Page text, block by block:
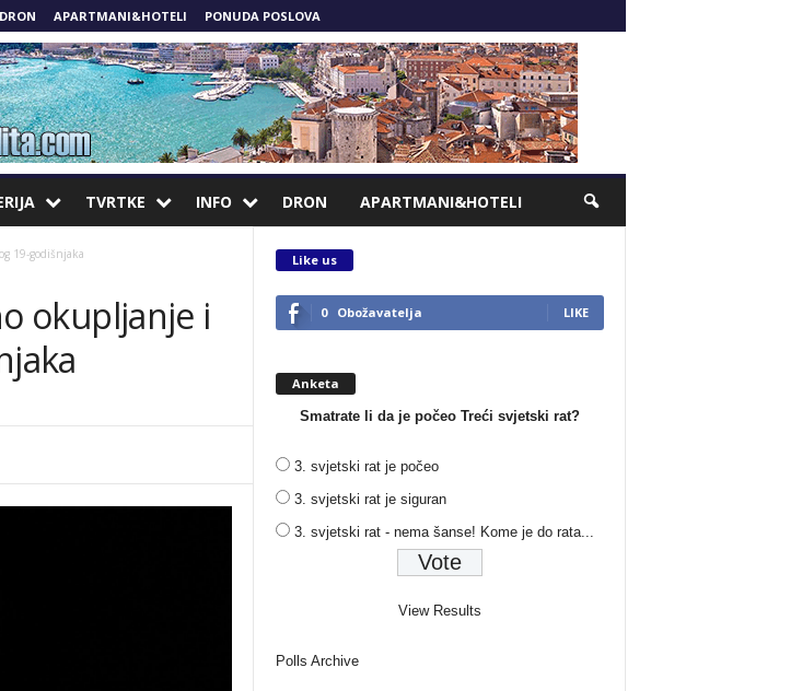
DRON APARTMANI&HOTELI PONUDA POSLOVA
TVRTKE INFO DRON APARTMANI&HOTELI
19-godišnjaka
okupljanje i
Like us
0 Obožavatelja LIKE
Anketa
Smatrate li da je počeo Treći svjetski rat?
3. svjetski rat je počeo
3. svjetski rat je siguran
3. svjetski rat - nema šanse! Kome je do rata...
View Results
Polls Archive